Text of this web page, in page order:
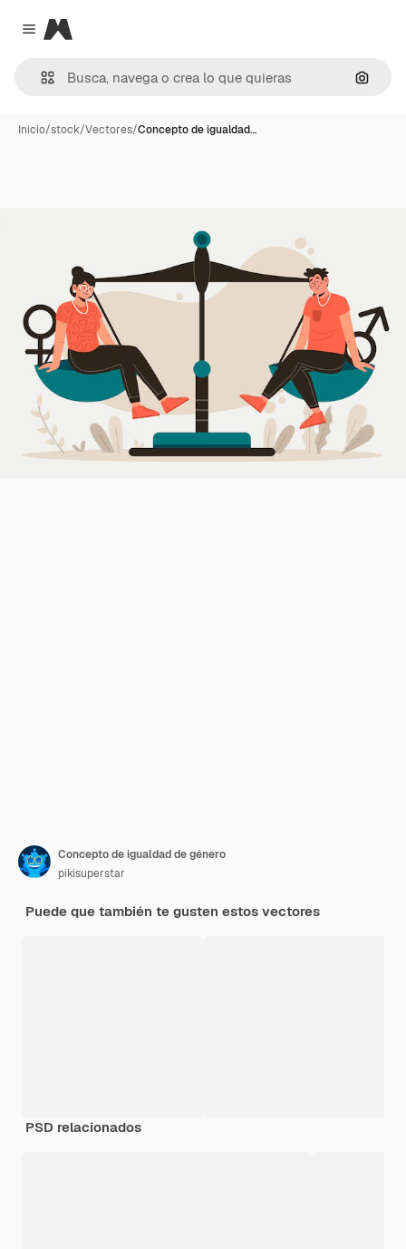
Close menu
Magnific
Inicio/stock/Vectores/Concepto de igualdad…
Concepto de igualdad de género
pikisuperstar
Puede que también te gusten estos vectores
PSD relacionados